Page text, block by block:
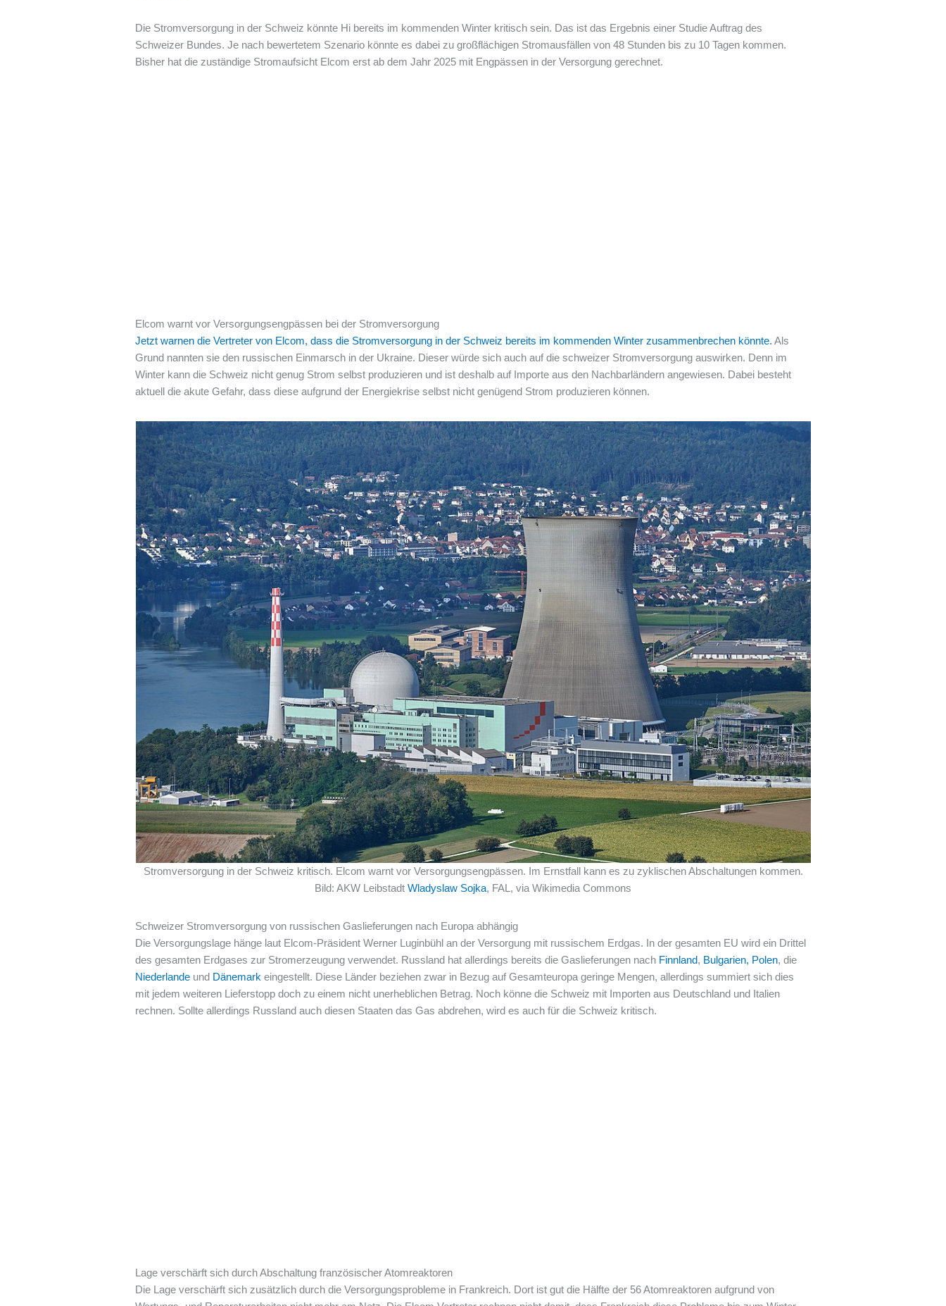
Die Stromversorgung in der Schweiz könnte Hi bereits im kommenden Winter kritisch sein. Das ist das Ergebnis einer Studie Auftrag des
Schweizer Bundes. Je nach bewertetem Szenario könnte es dabei zu großflächigen Stromausfällen von 48 Stunden bis zu 10 Tagen kommen.
Bisher hat die zuständige Stromaufsicht Elcom erst ab dem Jahr 2025 mit Engpässen in der Versorgung gerechnet.
Elcom warnt vor Versorgungsengpässen bei der Stromversorgung
Jetzt warnen die Vertreter von Elcom, dass die Stromversorgung in der Schweiz bereits im kommenden Winter zusammenbrechen könnte. Als
Grund nannten sie den russischen Einmarsch in der Ukraine. Dieser würde sich auch auf die schweizer Stromversorgung auswirken. Denn im
Winter kann die Schweiz nicht genug Strom selbst produzieren und ist deshalb auf Importe aus den Nachbarländern angewiesen. Dabei besteht
aktuell die akute Gefahr, dass diese aufgrund der Energiekrise selbst nicht genügend Strom produzieren können.
Stromversorgung in der Schweiz kritisch. Elcom warnt vor Versorgungsengpässen. Im Ernstfall kann es zu zyklischen Abschaltungen kommen.
Bild: AKW Leibstadt Wladyslaw Sojka, FAL, via Wikimedia Commons
Schweizer Stromversorgung von russischen Gaslieferungen nach Europa abhängig
Die Versorgungslage hänge laut Elcom-Präsident Werner Luginbühl an der Versorgung mit russischem Erdgas. In der gesamten EU wird ein Drittel
des gesamten Erdgases zur Stromerzeugung verwendet. Russland hat allerdings bereits die Gaslieferungen nach Finnland, Bulgarien, Polen, die
Niederlande und Dänemark eingestellt. Diese Länder beziehen zwar in Bezug auf Gesamteuropa geringe Mengen, allerdings summiert sich dies
mit jedem weiteren Lieferstopp doch zu einem nicht unerheblichen Betrag. Noch könne die Schweiz mit Importen aus Deutschland und Italien
rechnen. Sollte allerdings Russland auch diesen Staaten das Gas abdrehen, wird es auch für die Schweiz kritisch.
Lage verschärft sich durch Abschaltung französischer Atomreaktoren
Die Lage verschärft sich zusätzlich durch die Versorgungsprobleme in Frankreich. Dort ist gut die Hälfte der 56 Atomreaktoren aufgrund von